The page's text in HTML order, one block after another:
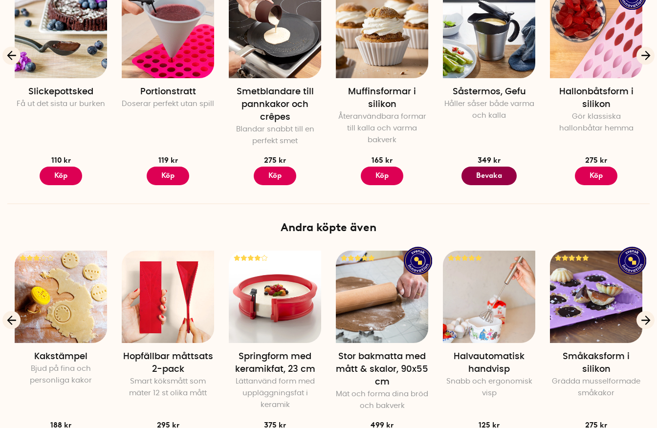
Slickepottsked
Få ut det sista ur burken
110 kr
Köp
Portionstratt
Doserar perfekt utan spill
119 kr
Köp
Smetblandare till
pannkakor och
crêpes
Blandar snabbt till en
perfekt smet
275 kr
Köp
Muffinsformar i
silikon
Återanvändbara formar
till kalla och varma
bakverk
165 kr
Köp
Såstermos, Gefu
Håller såser både varma
och kalla
349 kr
Bevaka
Hallonbåtsform i
silikon
Gör klassiska
hallonbåtar hemma
275 kr
Köp
Andra köpte även
Kakstämpel
Bjud på fina och
personliga kakor
188 kr
Hopfällbar måttsats
2-pack
Smart köksmått som
mäter 12 st olika mått
295 kr
Springform med
keramikfat, 23 cm
Lättanvänd form med
uppläggningsfat i
keramik
375 kr
Stor bakmatta med
mått & skalor, 90x55
cm
Mät och forma dina bröd
och bakverk
499 kr
Halvautomatisk
handvisp
Snabb och ergonomisk
visp
125 kr
Småkaksform i
silikon
Grädda musselformade
småkakor
275 kr